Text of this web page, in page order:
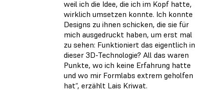
weil ich die Idee, die ich im Kopf hatte,
wirklich umsetzen konnte. Ich konnte
Designs zu ihnen schicken, die sie für
mich ausgedruckt haben, um erst mal
zu sehen: Funktioniert das eigentlich in
dieser 3D-Technologie? All das waren
Punkte, wo ich keine Erfahrung hatte
und wo mir Formlabs extrem geholfen
hat“, erzählt Lais Kriwat.